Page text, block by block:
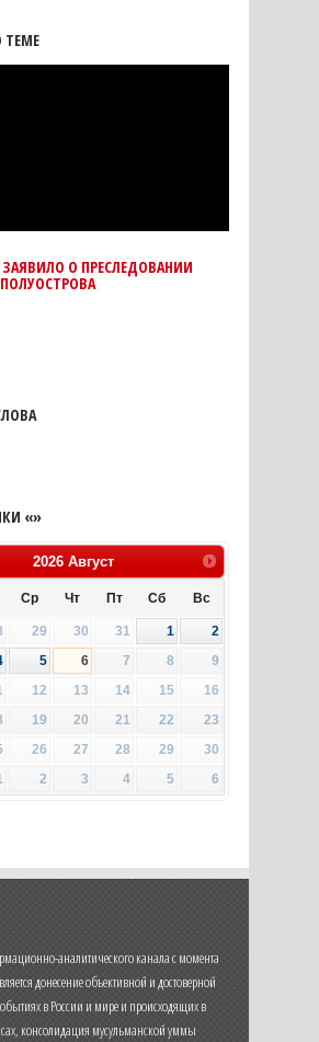
ТЕМЕ
О ПРЕСЛЕДОВАНИИ
«»
2026 Август
Ср Чт Пт Сб Вс
29 30 31 1
2
5 6 7 8
9
12 13 14 15
16
19 20 21 22
23
26 27 28 29
30
2 3 4 5 6
аналитического канала с момента
донесение объективной и достоверной
в России и мире и происходящих в
консолидация мусульманской уммы